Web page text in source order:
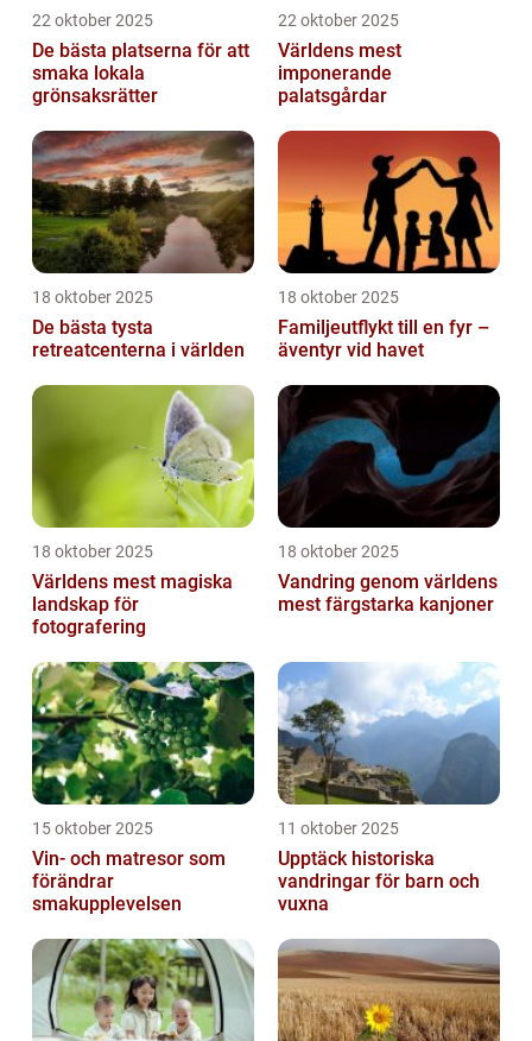
22 oktober 2025
De bästa platserna för att
smaka lokala
grönsaksrätter
22 oktober 2025
Världens mest
imponerande
palatsgårdar
18 oktober 2025
De bästa tysta
retreatcenterna i världen
18 oktober 2025
Familjeutflykt till en fyr –
äventyr vid havet
18 oktober 2025
Världens mest magiska
landskap för
fotografering
18 oktober 2025
Vandring genom världens
mest färgstarka kanjoner
15 oktober 2025
Vin- och matresor som
förändrar
smakupplevelsen
11 oktober 2025
Upptäck historiska
vandringar för barn och
vuxna